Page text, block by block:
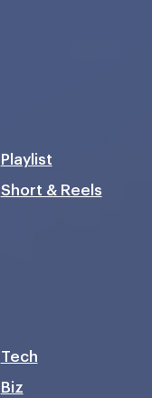
Playlist
Short & Reels
Tech
Biz